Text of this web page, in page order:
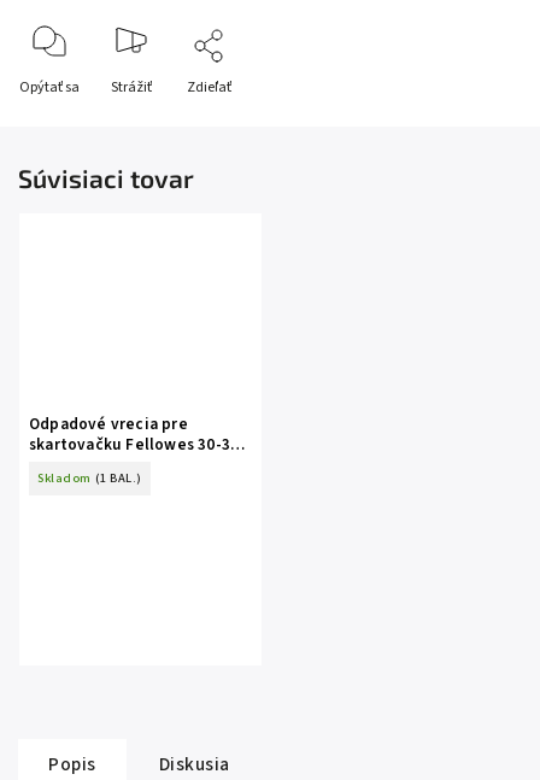
Opýtať sa Strážiť Zdieľať
Súvisiaci tovar
Odpadové vrecia pre
skartovačku Fellowes 30-35l
Skladom (1 BAL.)
Popis Diskusia